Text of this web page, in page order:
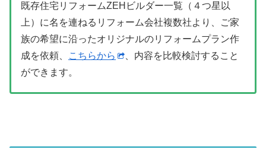
既存住宅リフォームZEHビルダー一覧（４つ星以
上）に名を連ねるリフォーム会社複数社より、ご家
族の希望に沿ったオリジナルのリフォームプラン作
成を依頼、
こちらから
、内容を比較検討すること
ができます。